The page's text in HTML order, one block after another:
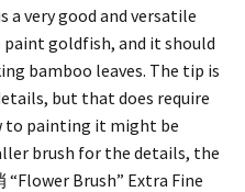
a very good and versatile
goldfish, and it should
bamboo leaves. The tip is
but that does require
to painting it might be
brush for the details, the
“Flower Brush” Extra Fine